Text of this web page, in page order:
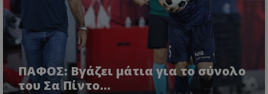
ΠΑΦΟΣ: Βγάζει μάτια για το σύνολο
του Σα Πίντο...